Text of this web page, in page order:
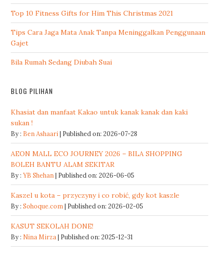
Top 10 Fitness Gifts for Him This Christmas 2021
Tips Cara Jaga Mata Anak Tanpa Meninggalkan Penggunaan
Gajet
Bila Rumah Sedang Diubah Suai
BLOG PILIHAN
Khasiat dan manfaat Kakao untuk kanak kanak dan kaki
sukan !
By : Ben Ashaari Published on: 2026-07-28
AEON MALL ECO JOURNEY 2026 – BILA SHOPPING
BOLEH BANTU ALAM SEKITAR
By :YB Shehan Published on: 2026-06-05
Kaszel u kota – przyczyny i co robić, gdy kot kaszle
By :Sohoque.com Published on: 2026-02-05
KASUT SEKOLAH DONE!
By : Nina Mirza Published on: 2025-12-31